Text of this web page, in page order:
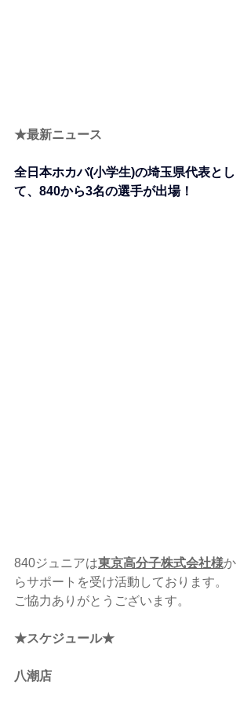
★最新ニュース
全日本ホカバ(小学生)の埼玉県代表とし
て、840から3名の選手が出場！
840ジュニアは東京高分子株式会社様か
らサポートを受け活動しております。
ご協力ありがとうございます。
★スケジュール★
八潮店